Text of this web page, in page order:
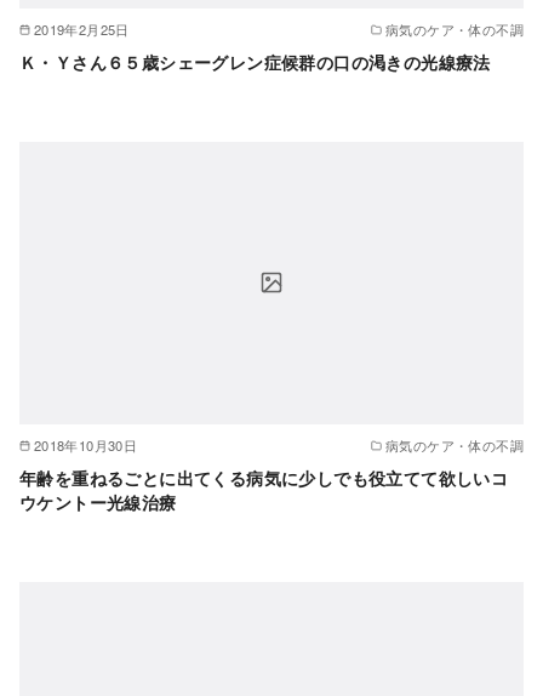
2019年2月25日 病気のケア・体の不調
Ｋ・Ｙさん６５歳シェーグレン症候群の口の渇きの光線療法
2018年10月30日 病気のケア・体の不調
年齢を重ねるごとに出てくる病気に少しでも役立てて欲しいコ
ウケントー光線治療